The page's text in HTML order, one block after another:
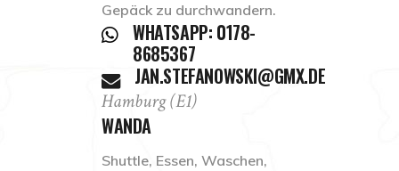
Gepäck zu durchwandern.
WHATSAPP: 0178-
8685367
JAN.STEFANOWSKI@GMX.DE
Hamburg (E1)
WANDA
Shuttle, Essen, Waschen,